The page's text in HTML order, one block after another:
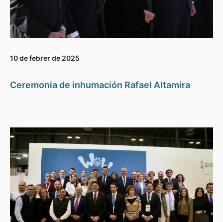
10 de febrer de 2025
Ceremonia de inhumación Rafael Altamira